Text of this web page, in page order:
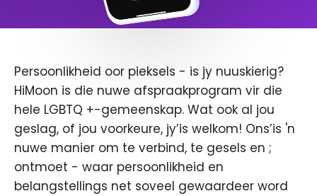
Persoonlikheid oor pieksels - is jy nuuskierig?
HiMoon is die nuwe afspraakprogram vir die
hele LGBTQ +-gemeenskap. Wat ook al jou
geslag, of jou voorkeure, jy’is welkom! Ons’is 'n
nuwe manier om te verbind, te gesels en ;
ontmoet - waar persoonlikheid en
belangstellings net soveel gewaardeer word